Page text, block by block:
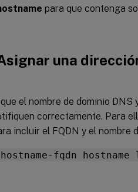
para que contenga
una
el nombre de dominio DNS
correctamente. Para
incluir el FQDN y el nombre
fqdn